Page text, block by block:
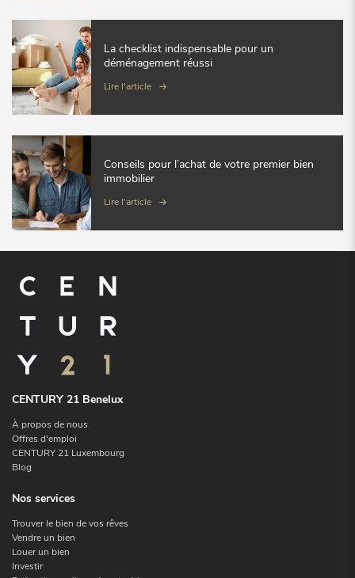
La checklist indispensable pour un
déménagement réussi
Lire l'article
Conseils pour l’achat de votre premier bien
immobilier
Lire l'article
CENTURY 21 Benelux
À propos de nous
Offres d'emploi
CENTURY 21 Luxembourg
Blog
Nos services
Trouver le bien de vos rêves
Vendre un bien
Louer un bien
Investir